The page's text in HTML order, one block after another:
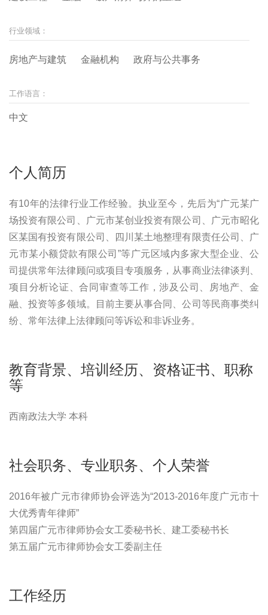
行业领域：
房地产与建筑 金融机构 政府与公共事务
工作语言：
中文
个人简历
有10年的法律行业工作经验。执业至今，先后为“广元某广
场投资有限公司、广元市某创业投资有限公司、广元市昭化
区某国有投资有限公司、四川某土地整理有限责任公司、广
元市某小额贷款有限公司”等广元区域内多家大型企业、公
司提供常年法律顾问或项目专项服务，从事商业法律谈判、
项目分析论证、合同审查等工作，涉及公司、房地产、金
融、投资等多领域。目前主要从事合同、公司等民商事类纠
纷、常年法律上法律顾问等诉讼和非诉业务。
教育背景、培训经历、资格证书、职称
等
西南政法大学 本科
社会职务、专业职务、个人荣誉
2016年被广元市律师协会评选为“2013-2016年度广元市十
大优秀青年律师”
第四届广元市律师协会女工委秘书长、建工委秘书长
第五届广元市律师协会女工委副主任
工作经历